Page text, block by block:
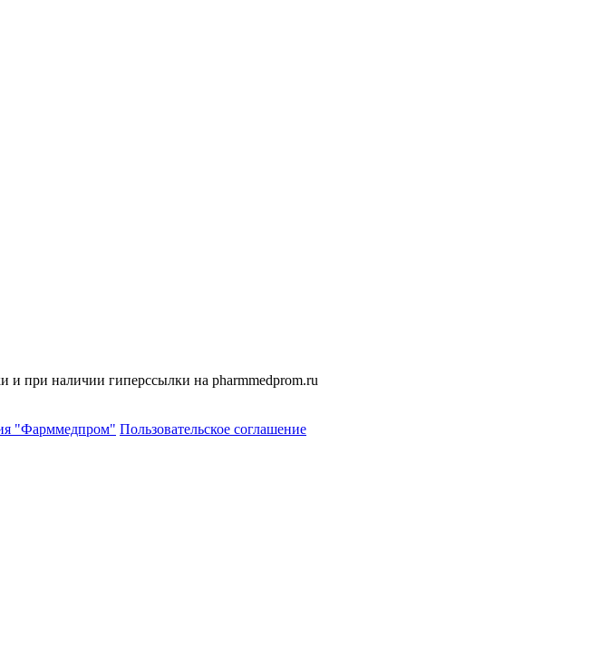
и при наличии гиперссылки на pharmmedprom.ru
"Фарммедпром" Пользовательское соглашение